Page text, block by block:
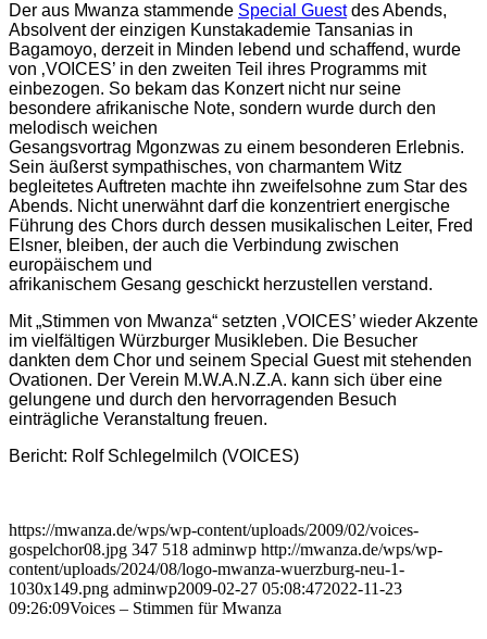
Der aus Mwanza stammende Special Guestdes Abends,
Absolvent der einzigen Kunstakademie Tansanias in
Bagamoyo, derzeit in Minden lebend und schaffend, wurde
von ‚VOICES’ in den zweiten Teil ihres Programms mit
einbezogen. So bekam das Konzert nicht nur seine
besondere afrikanische Note, sondern wurde durch den
melodisch weichen
Gesangsvortrag Mgonzwas zu einem besonderen Erlebnis.
Sein äußerst sympathisches, von charmantem Witz
begleitetes Auftreten machte ihn zweifelsohne zum Star des
Abends. Nicht unerwähnt darf die konzentriert energische
Führung des Chors durch dessen musikalischen Leiter, Fred
Elsner, bleiben, der auch die Verbindung zwischen
europäischem und
afrikanischem Gesang geschickt herzustellen verstand.
Mit „Stimmen von Mwanza“ setzten ‚VOICES’ wieder Akzente
im vielfältigen Würzburger Musikleben. Die Besucher
dankten dem Chor und seinem Special Guest mit stehenden
Ovationen. Der Verein M.W.A.N.Z.A. kann sich über eine
gelungene und durch den hervorragenden Besuch
einträgliche Veranstaltung freuen.
Bericht: Rolf Schlegelmilch (VOICES)
https://mwanza.de/wps/wp-content/uploads/2009/02/voices-
gospelchor08.jpg 347 518 adminwp http://mwanza.de/wps/wp-
content/uploads/2024/08/logo-mwanza-wuerzburg-neu-1-
1030x149.png adminwp2009-02-27 05:08:472022-11-23
09:26:09Voices – Stimmen für Mwanza